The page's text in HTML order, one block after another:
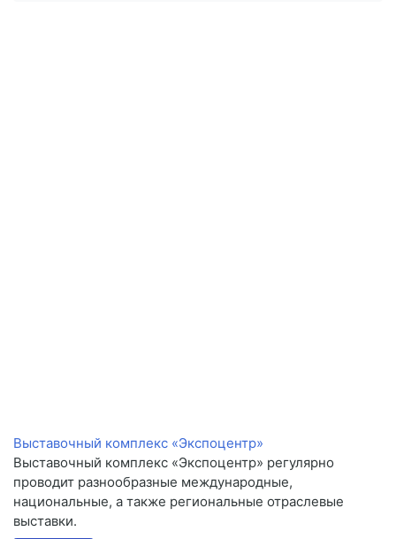
Выставочный комплекс «Экспоцентр»
Выставочный комплекс «Экспоцентр» регулярно
проводит разнообразные международные,
национальные, а также региональные отраслевые
выставки.